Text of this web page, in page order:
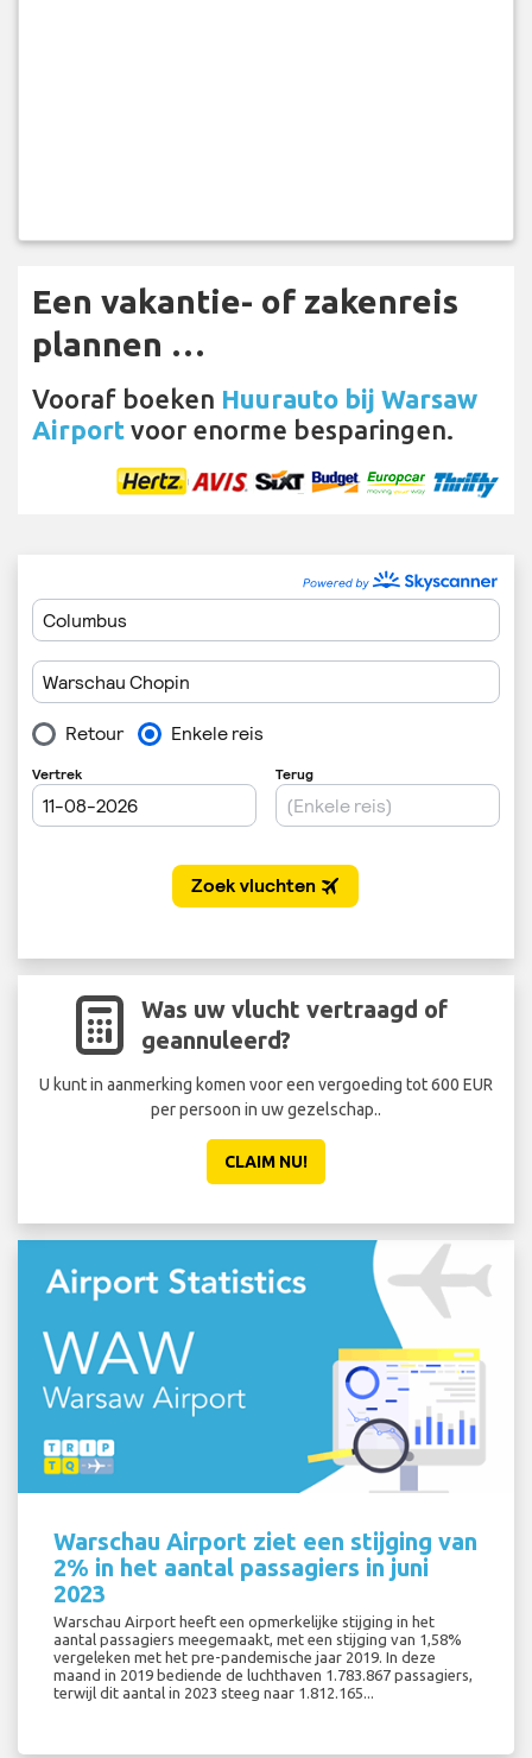
Een vakantie- of zakenreis
plannen …
Vooraf boeken Huurauto bij Warsaw
Airport voor enorme besparingen.
Was uw vlucht vertraagd of
geannuleerd?
U kunt in aanmerking komen voor een vergoeding tot 600 EUR
per persoon in uw gezelschap..
CLAIM NU!
Warschau Airport ziet een stijging van
2% in het aantal passagiers in juni
2023
Warschau Airport heeft een opmerkelijke stijging in het
aantal passagiers meegemaakt, met een stijging van 1,58%
vergeleken met het pre-pandemische jaar 2019. In deze
maand in 2019 bediende de luchthaven 1.783.867 passagiers,
terwijl dit aantal in 2023 steeg naar 1.812.165...